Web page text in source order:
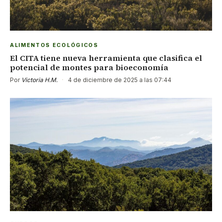
ALIMENTOS ECOLÓGICOS
El CITA tiene nueva herramienta que clasifica el
potencial de montes para bioeconomía
Por Victoria H.M. · 4 de diciembre de 2025 a las 07:44